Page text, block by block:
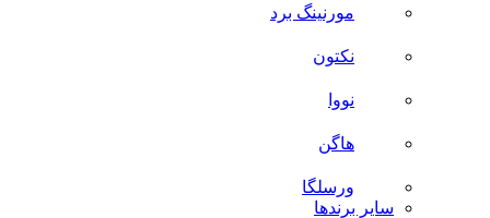
مورنینگ برد
نکتون
نووا
هاگن
ورسلگا
سایر برند‌ها